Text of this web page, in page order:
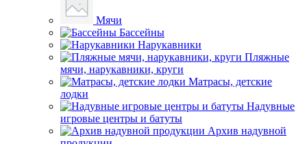
Мячи
Бассейны
Нарукавники
Пляжные
мячи, нарукавники, круги
Матрасы, детские
лодки
Надувные
игровые центры и батуты
Архив надувной